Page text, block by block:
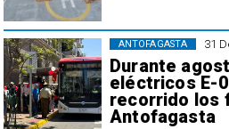
31
Durante
eléctricos E-
recorrido los
Antofagasta
ANTOFAGASTA